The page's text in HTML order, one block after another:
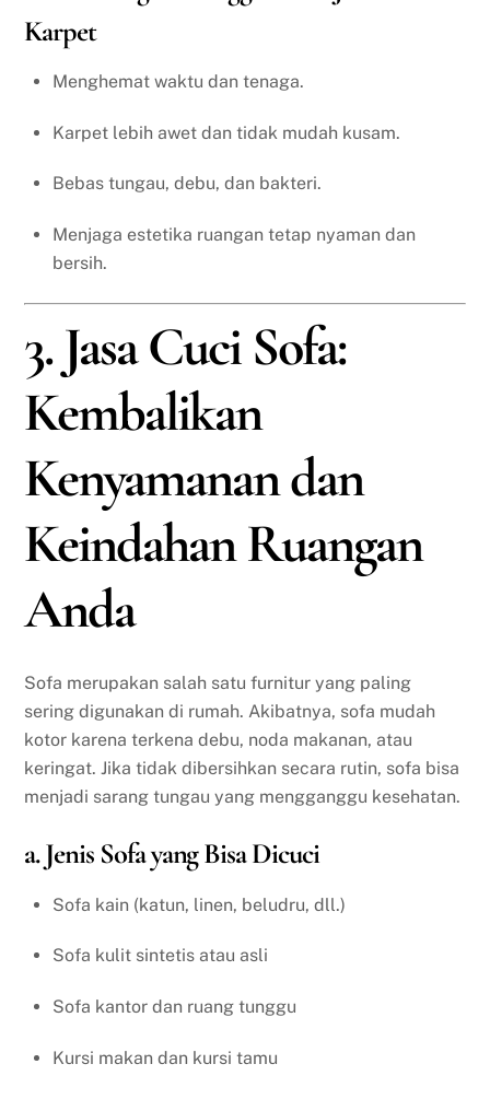
Karpet
Menghemat waktu dan tenaga.
Karpet lebih awet dan tidak mudah kusam.
Bebas tungau, debu, dan bakteri.
Menjaga estetika ruangan tetap nyaman dan
bersih.
3. Jasa Cuci Sofa:
Kembalikan
Kenyamanan dan
Keindahan Ruangan
Anda
Sofa merupakan salah satu furnitur yang paling
sering digunakan di rumah. Akibatnya, sofa mudah
kotor karena terkena debu, noda makanan, atau
keringat. Jika tidak dibersihkan secara rutin, sofa bisa
menjadi sarang tungau yang mengganggu kesehatan.
a. Jenis Sofa yang Bisa Dicuci
Sofa kain (katun, linen, beludru, dll.)
Sofa kulit sintetis atau asli
Sofa kantor dan ruang tunggu
Kursi makan dan kursi tamu